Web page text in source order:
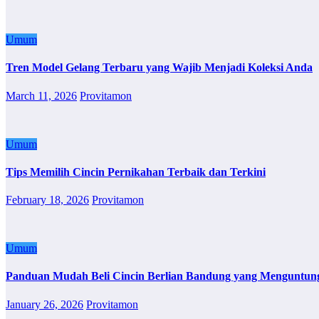
Umum
Tren Model Gelang Terbaru yang Wajib Menjadi Koleksi Anda
March 11, 2026 Provitamon
Umum
Tips Memilih Cincin Pernikahan Terbaik dan Terkini
February 18, 2026 Provitamon
Umum
Panduan Mudah Beli Cincin Berlian Bandung yang
January 26, 2026 Provitamon